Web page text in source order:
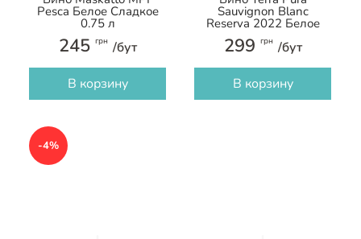
Pesca Белое Сладкое
0.75 л
245 грн /бут
В корзину
Sauvignon Blanc
Reserva 2022 Белое
Сухое 0.75 л
299 грн /бут
В корзину
-4%